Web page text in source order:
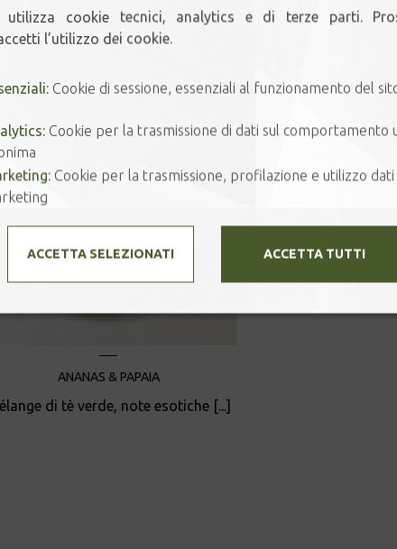
cellulosa/PET
Prodotti correlati
ANANAS & PAPAIA
di tè verde, note esotiche [...]
utilizza cookie tecnici, analytics e di terze parti.
l’utilizzo dei cookie.
Cookie di sessione, essenziali al funzionamento del
Cookie per la trasmissione di dati sul comportamento
Cookie per la trasmissione, profilazione e utilizzo
ACCETTA TUTTI
ACCETTA SELEZIONATI